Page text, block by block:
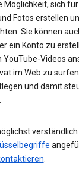
sich
Fotos erstellen
Sie können
ein Konto zu
Videos
im Web zu
und damit
.